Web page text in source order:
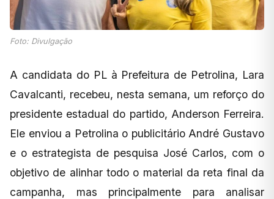
Foto: Divulgação
A candidata do PL à Prefeitura de Petrolina, Lara
Cavalcanti, recebeu, nesta semana, um reforço do
presidente estadual do partido, Anderson Ferreira.
Ele enviou a Petrolina o publicitário André Gustavo
e o estrategista de pesquisa José Carlos, com o
objetivo de alinhar todo o material da reta final da
campanha, mas principalmente para analisar